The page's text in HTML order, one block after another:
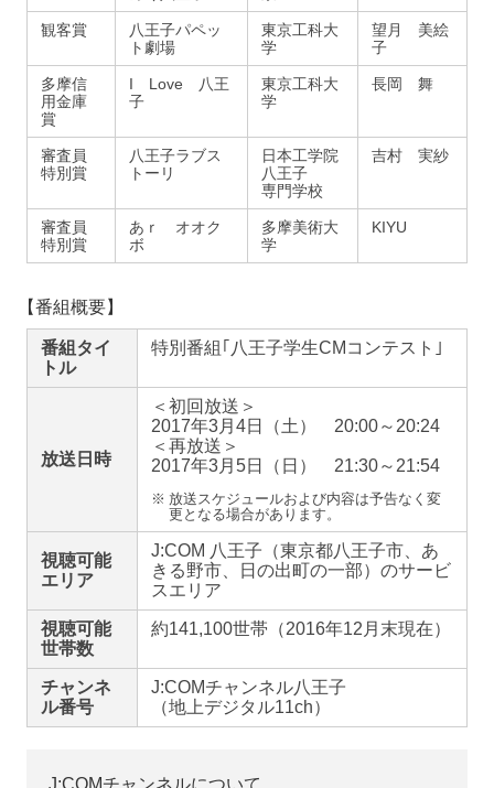
観客賞
八王子パペッ
ト劇場
東京工科大
学
望月 美絵
子
多摩信
用金庫
賞
I Love 八王
子
東京工科大
学
長岡 舞
審査員
特別賞
八王子ラブス
トーリ
日本工学院
八王子
専門学校
吉村 実紗
審査員
特別賞
あｒ オオク
ボ
多摩美術大
学
KIYU
【番組概要】
番組タイ
トル
特別番組｢八王子学生CMコンテスト｣
放送日時
＜初回放送＞
2017年3月4日（土） 20:00～20:24
＜再放送＞
2017年3月5日（日） 21:30～21:54
※ 放送スケジュールおよび内容は予告なく変
更となる場合があります。
視聴可能
エリア
J:COM 八王子（東京都八王子市、あ
きる野市、日の出町の一部）のサービ
スエリア
視聴可能
世帯数
約141,100世帯 （2016年12月末現在）
チャンネ
ル番号
J:COMチャンネル八王子
（地上デジタル11ch）